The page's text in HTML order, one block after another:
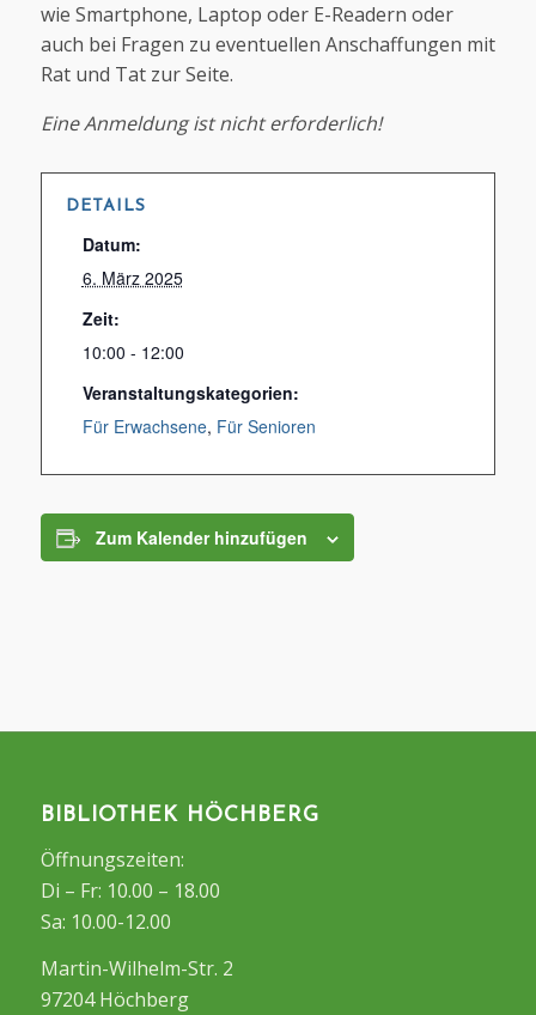
wie Smartphone, Laptop oder E-Readern oder
auch bei Fragen zu eventuellen Anschaffungen mit
Rat und Tat zur Seite.
Eine Anmeldung ist nicht erforderlich!
DETAILS
Datum:
6. März 2025
Zeit:
10:00 - 12:00
Veranstaltungskategorien:
Für Erwachsene, Für Senioren
Zum Kalender hinzufügen
BIBLIOTHEK HÖCHBERG
Öffnungszeiten:
Di – Fr: 10.00 – 18.00
Sa: 10.00-12.00
Martin-Wilhelm-Str. 2
97204 Höchberg